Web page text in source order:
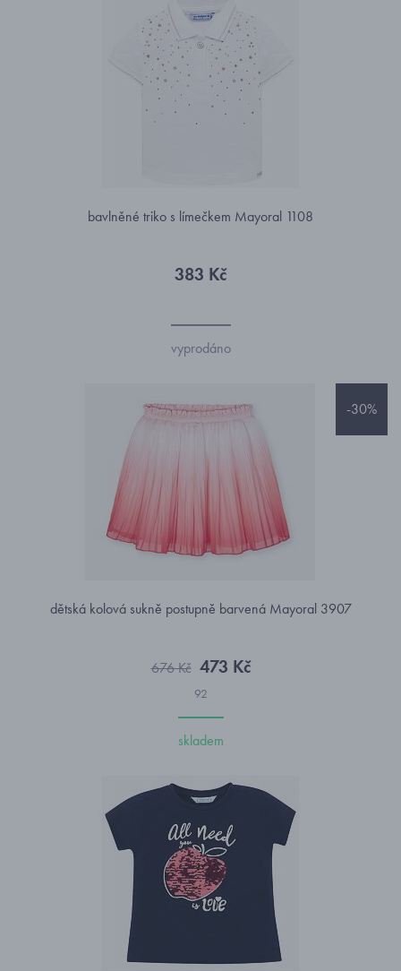
bavlněné triko s límečkem Mayoral 1108
383 Kč
vyprodáno
-30%
dětská kolová sukně postupně barvená Mayoral 3907
676 Kč 473 Kč
92
skladem